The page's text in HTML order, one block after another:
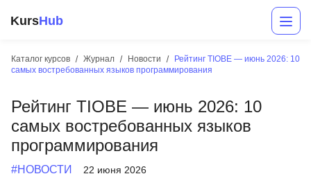
KursHub
Каталог курсов Журнал Новости
Рейтинг TIOBE — июнь 2026: 10
самых востребованных языков программирования
Рейтинг TIOBE — июнь 2026: 10
самых востребованных языков
программирования
#НОВОСТИ 22 июня 2026